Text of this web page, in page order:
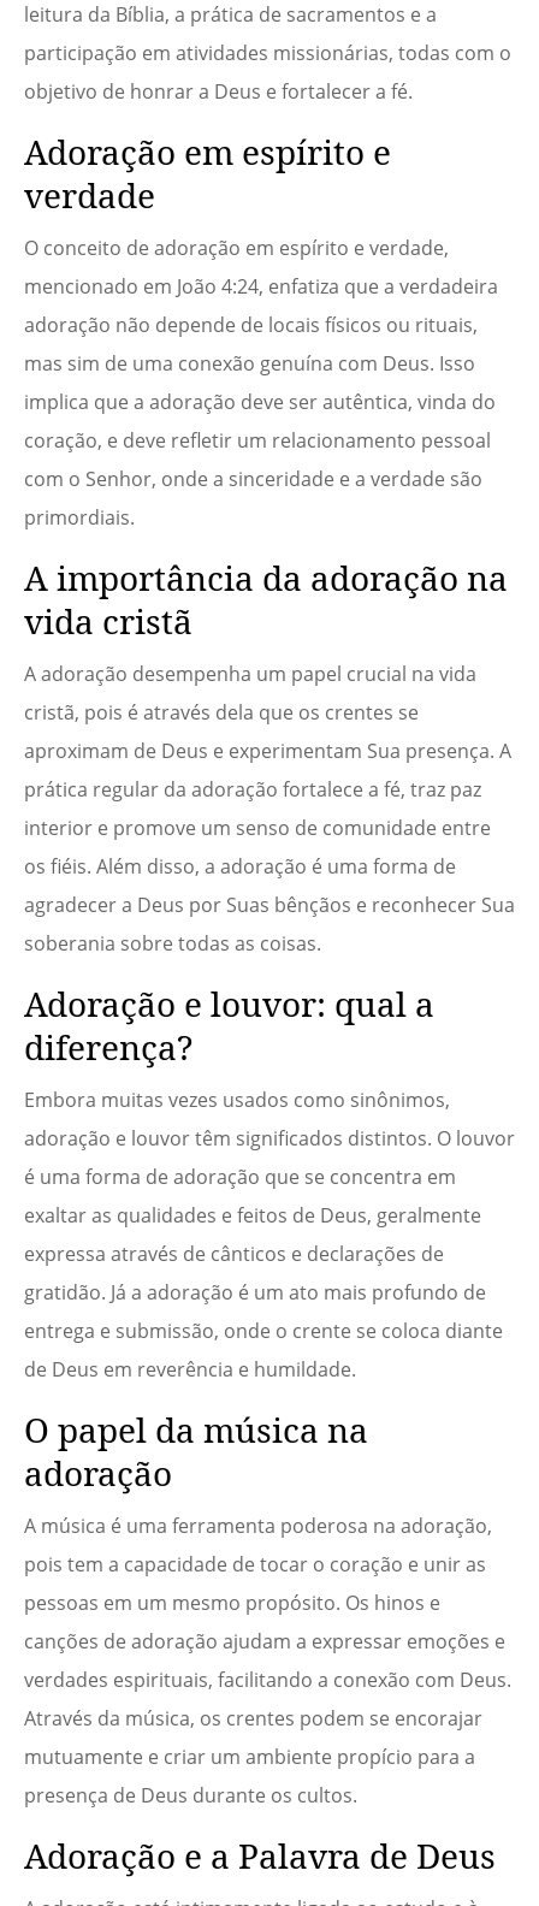
leitura da Bíblia, a prática de sacramentos e a
participação em atividades missionárias, todas com o
objetivo de honrar a Deus e fortalecer a fé.
Adoração em espírito e
verdade
O conceito de adoração em espírito e verdade,
mencionado em João 4:24, enfatiza que a verdadeira
adoração não depende de locais físicos ou rituais,
mas sim de uma conexão genuína com Deus. Isso
implica que a adoração deve ser autêntica, vinda do
coração, e deve refletir um relacionamento pessoal
com o Senhor, onde a sinceridade e a verdade são
primordiais.
A importância da adoração na
vida cristã
A adoração desempenha um papel crucial na vida
cristã, pois é através dela que os crentes se
aproximam de Deus e experimentam Sua presença. A
prática regular da adoração fortalece a fé, traz paz
interior e promove um senso de comunidade entre
os fiéis. Além disso, a adoração é uma forma de
agradecer a Deus por Suas bênçãos e reconhecer Sua
soberania sobre todas as coisas.
Adoração e louvor: qual a
diferença?
Embora muitas vezes usados como sinônimos,
adoração e louvor têm significados distintos. O louvor
é uma forma de adoração que se concentra em
exaltar as qualidades e feitos de Deus, geralmente
expressa através de cânticos e declarações de
gratidão. Já a adoração é um ato mais profundo de
entrega e submissão, onde o crente se coloca diante
de Deus em reverência e humildade.
O papel da música na
adoração
A música é uma ferramenta poderosa na adoração,
pois tem a capacidade de tocar o coração e unir as
pessoas em um mesmo propósito. Os hinos e
canções de adoração ajudam a expressar emoções e
verdades espirituais, facilitando a conexão com Deus.
Através da música, os crentes podem se encorajar
mutuamente e criar um ambiente propício para a
presença de Deus durante os cultos.
Adoração e a Palavra de Deus